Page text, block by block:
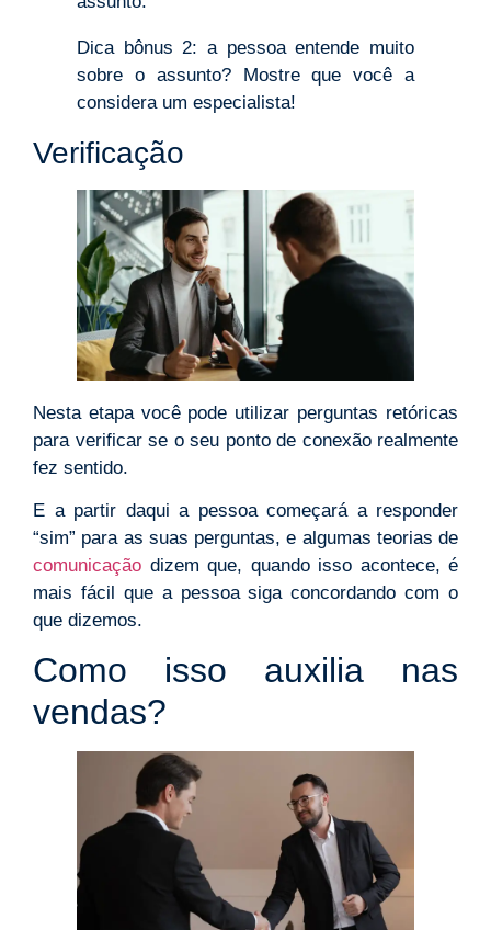
Dica bônus 2: a pessoa entende muito
sobre o assunto? Mostre que você a
considera um especialista!
Verificação
Nesta etapa você pode utilizar perguntas retóricas
para verificar se o seu ponto de conexão realmente
fez sentido.
E a partir daqui a pessoa começará a responder
“sim” para as suas perguntas, e algumas teorias de
comunicação dizem que, quando isso acontece, é
mais fácil que a pessoa siga concordando com o
que dizemos.
Como isso auxilia nas
vendas?